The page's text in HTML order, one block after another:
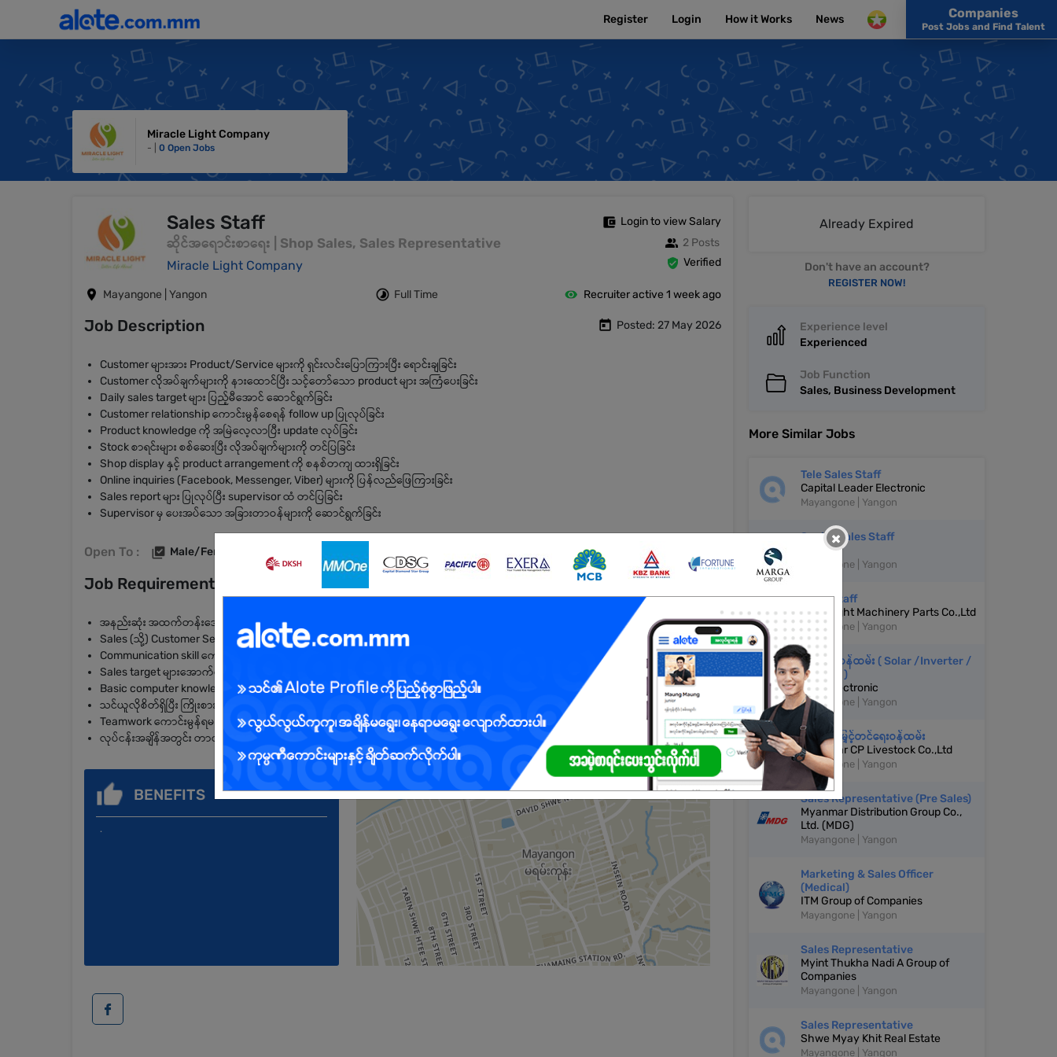
Register Login How it Works News Companies
Post Jobs and Find Talent
Miracle Light Company
- | 0 Open Jobs
Sales Staff
ဆိုင်အရောင်းစာရေး | Shop Sales, Sales Representative
Miracle Light Company
Login to view Salary
2 Posts
Verified
Mayangone | Yangon Full Time Recruiter active 1 week ago
Job Description Posted: 27 May 2026
Customer များအား Product/Service များကို ရှင်းလင်းပြောကြားပြီး ရောင်းချခြင်း
Customer လိုအပ်ချက်များကို နားထောင်ပြီး သင့်တော်သော product များ အကြံပေးခြင်း
Daily sales target များ ပြည့်မီအောင် ဆောင်ရွက်ခြင်း
Customer relationship ကောင်းမွန်စေရန် follow up ပြုလုပ်ခြင်း
Product knowledge ကို အမြဲလေ့လာပြီး update လုပ်ခြင်း
Stock စာရင်းများ စစ်ဆေးပြီး လိုအပ်ချက်များကို တင်ပြခြင်း
Shop display နှင့် product arrangement ကို စနစ်တကျ ထားရှိခြင်း
Online inquiries (Facebook, Messenger, Viber) များကို ပြန်လည်ဖြေကြားခြင်း
Sales report များ ပြုလုပ်ပြီး supervisor ထံ တင်ပြခြင်း
Supervisor မှ ပေးအပ်သော အခြားတာဝန်များကို ဆောင်ရွက်ခြင်း
Open To : Male/Female
Job Requirements
အနည်းဆုံး အထက်တန်းအောင် (သို့) တက္ကသိုလ်တက်ရောက်နေသူ ဖြစ်ရမည်
Sales (သို့) Customer Service အတွေ့အကြုံရှိသူကို ဦးစားပေးမည်
Communication skill ကောင်းမွန်ပြီး Customer များနှင့် ပြောဆိုဆက်ဆံနိုင်ရမည်
Sales target များအောက်တွင် အလုပ်လုပ်နိုင်ရမည်
Basic computer knowledge (Facebook, Excel, etc.) အသုံးပြုနိုင်ရမည်
သင်ယူလိုစိတ်ရှိပြီး ကြိုးစားတတ်သူ ဖြစ်ရမည်
Teamwork ကောင်းမွန်ရမည်
လုပ်ငန်းအချိန်အတွင်း တာဝန်ယူမှုရှိသူ ဖြစ်ရမည်
BENEFITS
.
Already Expired
Don't have an account?
REGISTER NOW!
Experience level
Experienced
Job Function
Sales, Business Development
More Similar Jobs
Tele Sales Staff
Capital Leader Electronic
Mayangone | Yangon
Senior Sales Staff
CONCA
Mayangone | Yangon
Sales Staff
Ever Might Machinery Parts Co.,Ltd
Mayangone | Yangon
အရောင်းဝန်ထမ်း ( Solar /Inverter /
Battery )
Yoon Electronic
Mayangone | Yangon
အရောင်းမြှင့်တင်ရေးဝန်ထမ်း
Myanmar CP Livestock Co.,Ltd
Mayangone | Yangon
Sales Representative (Pre Sales)
Myanmar Distribution Group Co.,
Ltd. (MDG)
Mayangone | Yangon
Marketing & Sales Officer
(Medical)
ITM Group of Companies
Mayangone | Yangon
Sales Representative
Myint Thukha Nadi A Group of
Companies
Mayangone | Yangon
Sales Representative
Shwe Myay Khit Real Estate
Mayangone | Yangon
×